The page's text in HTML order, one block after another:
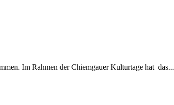
Im Rahmen der Chiemgauer Kulturtage hat das...